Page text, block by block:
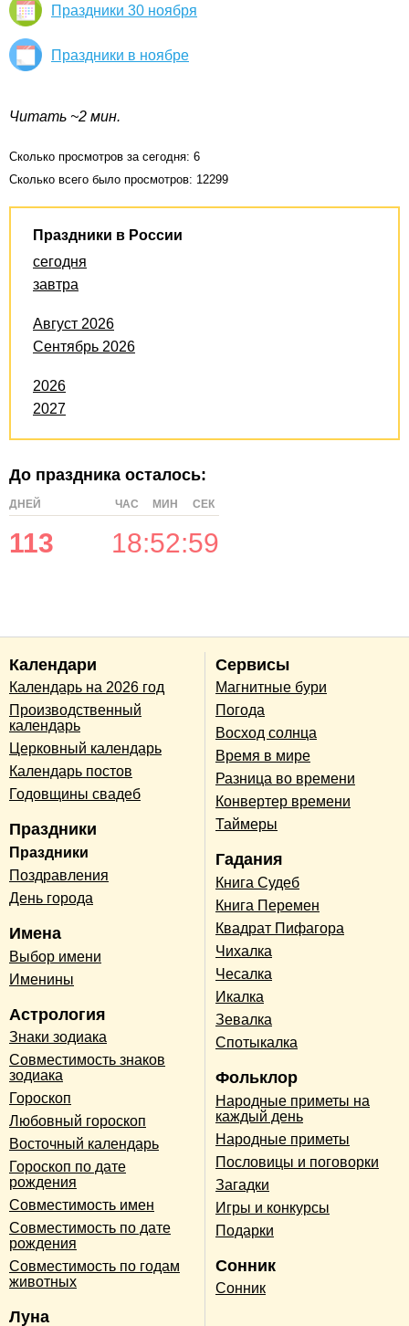
Праздники 30 ноября
Праздники в ноябре
Читать ~2 мин.
Сколько просмотров за сегодня: 6
Сколько всего было просмотров: 12299
Праздники в России
сегодня
завтра
Август 2026
Сентябрь 2026
2026
2027
До праздника осталось:
ДНЕЙ ЧАС МИН СЕК
113 18:52:59
Календари
Календарь на 2026 год
Производственный
календарь
Церковный календарь
Календарь постов
Годовщины свадеб
Праздники
Праздники
Поздравления
День города
Имена
Выбор имени
Именины
Астрология
Знаки зодиака
Совместимость знаков
зодиака
Гороскоп
Любовный гороскоп
Восточный календарь
Гороскоп по дате
рождения
Совместимость имен
Совместимость по дате
рождения
Совместимость по годам
животных
Луна
Сервисы
Магнитные бури
Погода
Восход солнца
Время в мире
Разница во времени
Конвертер времени
Таймеры
Гадания
Книга Судеб
Книга Перемен
Квадрат Пифагора
Чихалка
Чесалка
Икалка
Зевалка
Спотыкалка
Фольклор
Народные приметы на
каждый день
Народные приметы
Пословицы и поговорки
Загадки
Игры и конкурсы
Подарки
Сонник
Сонник